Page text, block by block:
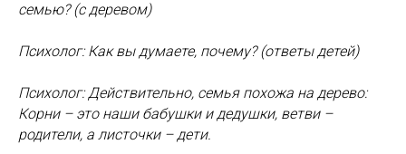
семью? (с деревом)
Психолог: Как вы думаете, почему? (ответы детей)
Психолог: Действительно, семья похожа на дерево:
Корни – это наши бабушки и дедушки, ветви –
родители, а листочки – дети.